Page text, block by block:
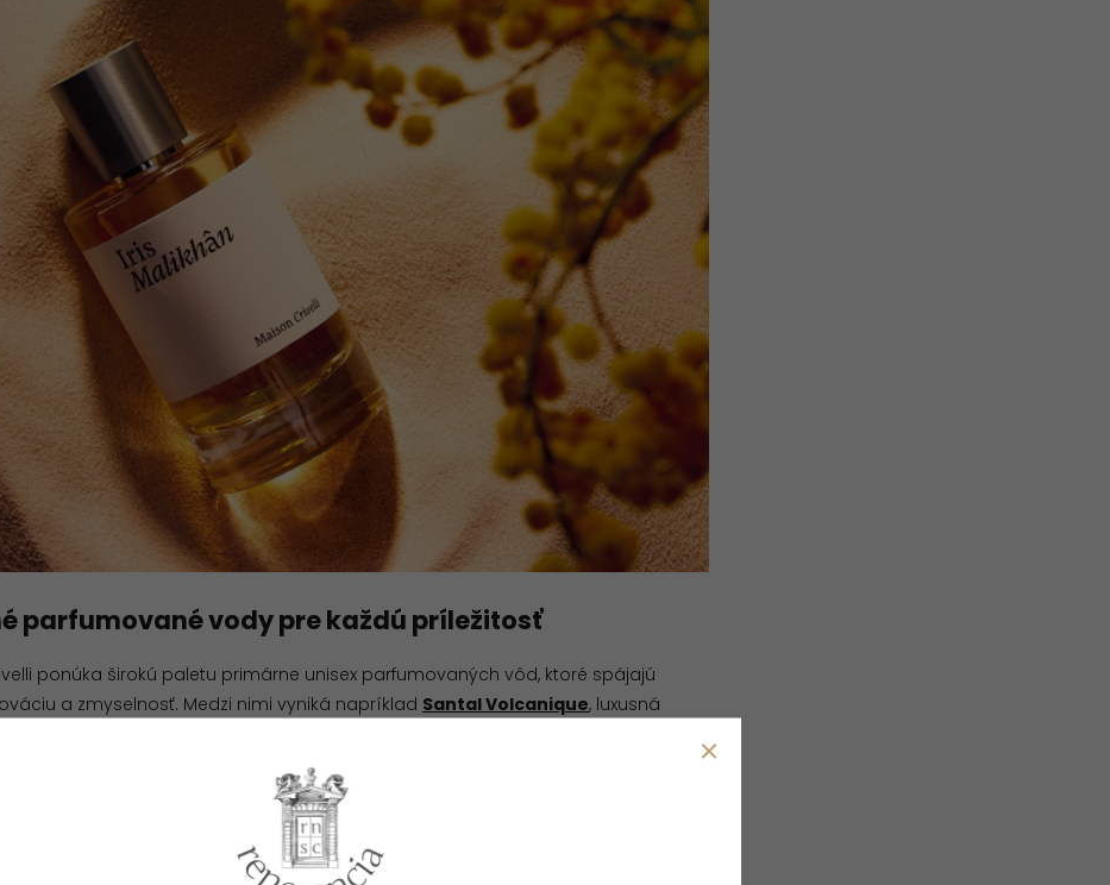
parfumované vody pre každú príležitosť
ponúka širokú paletu primárne unisex parfumovaných vôd, ktoré spájajú
a zmyselnosť. Medzi nimi vyniká napríklad Santal Volcanique, luxusná
pre milovníkov drevitých tónov, ktorí hľadajú vôňu plnú energie a hĺbky.
, jemne kvetinový eau de parfum inšpirovaný
krajinami. Vôňa ľalií v spojení so sviežimi akcentmi evokuje harmóniu a eleganciu,
tých, ktorí túžia po nenápadnej sofistikovanosti.